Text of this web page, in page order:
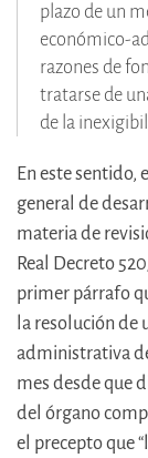
plazo de un
económico-
razones de
tratarse de
de la
En este sentido,
general de
materia de
Real Decreto
primer párrafo
la resolución de
administrativa
mes desde que
del órgano
el precepto que